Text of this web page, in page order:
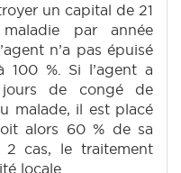
un capital de 21
par année
n’a pas épuisé
%. Si l’agent a
de congé de
malade, il est placé
alors 60 % de sa
2 cas, le traitement
locale.